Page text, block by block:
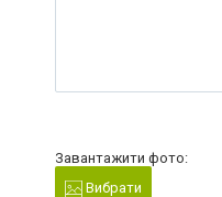
Завантажити фото:
Вибрати